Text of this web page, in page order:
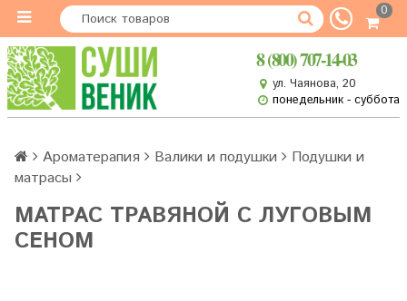
0
8 (800) 707-14-03
ул. Чаянова, 20
понедельник - суббота
Ароматерапия Валики и подушки
Подушки и
матрасы
МАТРАС ТРАВЯНОЙ С ЛУГОВЫМ
СЕНОМ